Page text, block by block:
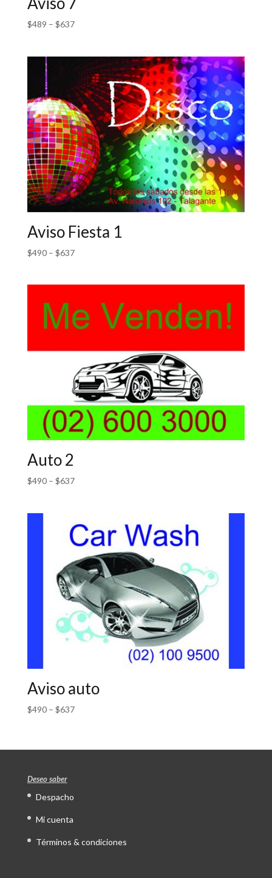
$489 – $637
Aviso Fiesta 1
$490– $637
Auto 2
$490– $637
Aviso auto
$490– $637
Deseo saber
Despacho
Mi cuenta
Términos & condiciones